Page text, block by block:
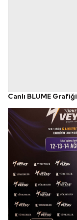
Canlı BLUME Grafiği